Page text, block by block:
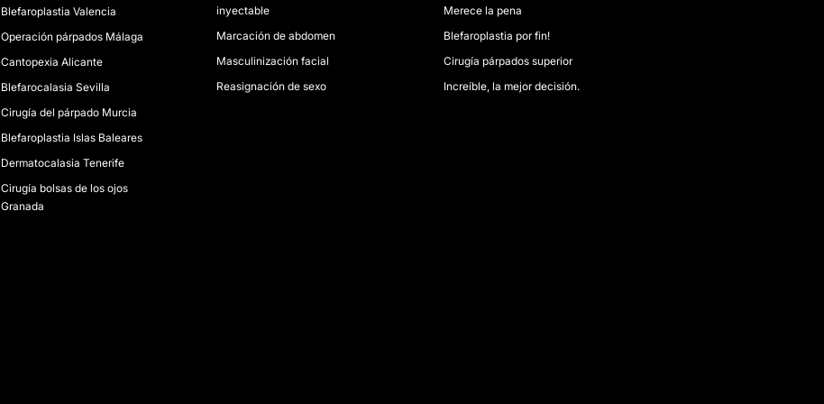
Blefaroplastia Valencia
Operación párpados Málaga
Cantopexia Alicante
Blefarocalasia Sevilla
Cirugía del párpado Murcia
Blefaroplastia Islas Baleares
Dermatocalasia Tenerife
Cirugía bolsas de los ojos
Granada
inyectable
Marcación de abdomen
Masculinización facial
Reasignación de sexo
Merece la pena
Blefaroplastia por fin!
Cirugía párpados superior
Increíble, la mejor decisión.